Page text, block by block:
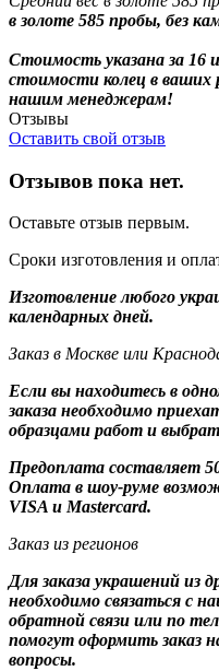
в золоте 585 пробы, без
Стоимость указана за 16
стоимости колец в ваших
нашим менеджерам!
Отзывы
Оставить свой отзыв
Отзывов пока нет.
Оставьте отзыв первым.
Сроки изготовления и
Изготовление любого
календарных дней.
Заказ в Москве или
Если вы находитесь в
заказа необходимо
образцами работ и
Предоплата составляет
Оплата в шоу-руме
VISA и Mastercard.
Заказ из регионов
Для заказа украшений из
необходимо связаться с
обратной связи или по
помогут оформить заказ
вопросы.